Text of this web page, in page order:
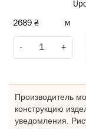
2689 ₴ м
- +
Производитель
конструкцию
уведомления.